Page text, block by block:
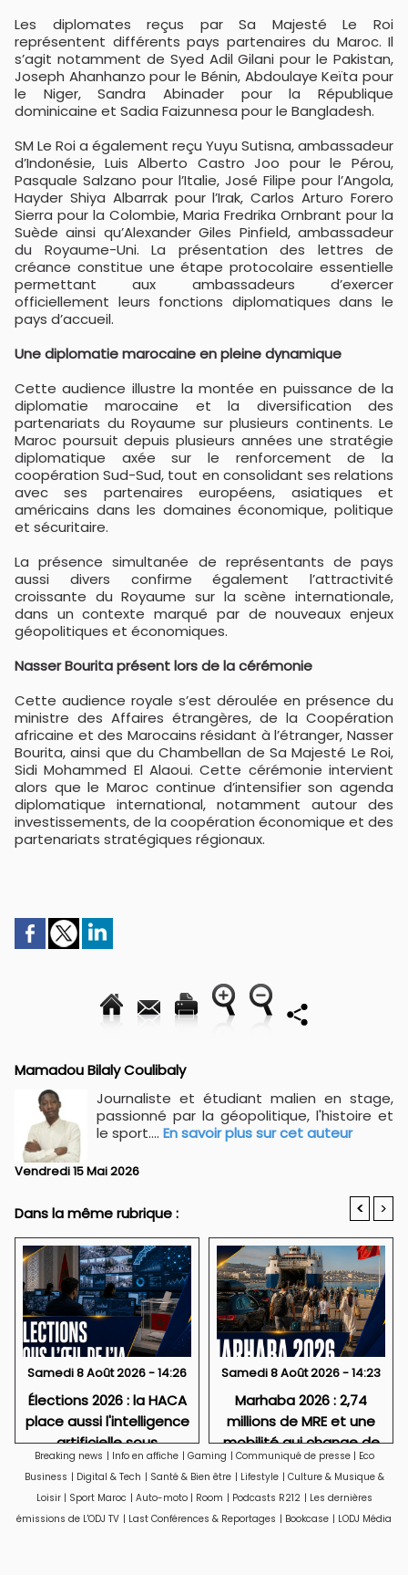
Les diplomates reçus par Sa Majesté Le Roi
représentent différents pays partenaires du Maroc. Il
s’agit notamment de Syed Adil Gilani pour le Pakistan,
Joseph Ahanhanzo pour le Bénin, Abdoulaye Keïta pour
le Niger, Sandra Abinader pour la République
dominicaine et Sadia Faizunnesa pour le Bangladesh.
SM Le Roi a également reçu Yuyu Sutisna, ambassadeur
d’Indonésie, Luis Alberto Castro Joo pour le Pérou,
Pasquale Salzano pour l’Italie, José Filipe pour l’Angola,
Hayder Shiya Albarrak pour l’Irak, Carlos Arturo Forero
Sierra pour la Colombie, Maria Fredrika Ornbrant pour la
Suède ainsi qu’Alexander Giles Pinfield, ambassadeur
du Royaume-Uni. La présentation des lettres de
créance constitue une étape protocolaire essentielle
permettant aux ambassadeurs d’exercer
officiellement leurs fonctions diplomatiques dans le
pays d’accueil.
Une diplomatie marocaine en pleine dynamique
Cette audience illustre la montée en puissance de la
diplomatie marocaine et la diversification des
partenariats du Royaume sur plusieurs continents. Le
Maroc poursuit depuis plusieurs années une stratégie
diplomatique axée sur le renforcement de la
coopération Sud-Sud, tout en consolidant ses relations
avec ses partenaires européens, asiatiques et
américains dans les domaines économique, politique
et sécuritaire.
La présence simultanée de représentants de pays
aussi divers confirme également l’attractivité
croissante du Royaume sur la scène internationale,
dans un contexte marqué par de nouveaux enjeux
géopolitiques et économiques.
Nasser Bourita présent lors de la cérémonie
Cette audience royale s’est déroulée en présence du
ministre des Affaires étrangères, de la Coopération
africaine et des Marocains résidant à l’étranger, Nasser
Bourita, ainsi que du Chambellan de Sa Majesté Le Roi,
Sidi Mohammed El Alaoui. Cette cérémonie intervient
alors que le Maroc continue d’intensifier son agenda
diplomatique international, notamment autour des
investissements, de la coopération économique et des
partenariats stratégiques régionaux.
Mamadou Bilaly Coulibaly
Journaliste et étudiant malien en stage,
passionné par la géopolitique, l'histoire et
le sport.... En savoir plus sur cet auteur
Vendredi 15 Mai 2026
Dans la même rubrique : < >
Samedi 8 Août 2026 - 14:26
Élections 2026 : la HACA
place aussi l'intelligence
artificielle sous
surveillance
Samedi 8 Août 2026 - 14:23
Marhaba 2026 : 2,74
millions de MRE et une
mobilité qui change de
visage
Breaking news | Info en affiche | Gaming | Communiqué de presse | Eco
Business | Digital & Tech | Santé & Bien être | Lifestyle | Culture & Musique &
Loisir | Sport Maroc | Auto-moto | Room | Podcasts R212 | Les dernières
émissions de L'ODJ TV | Last Conférences & Reportages | Bookcase | LODJ Média